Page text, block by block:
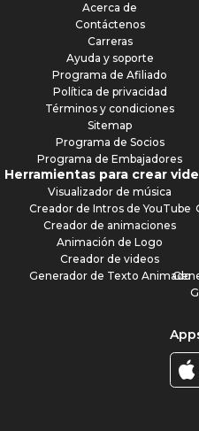
Acerca de
Contáctenos
Carreras
Ayuda y soporte
Programa de Afiliado
Política de privacidad
Términos y condiciones
Sitemap
Programa de Socios
Programa de Embajadores
Herramientas para crear
Visualizador de música
Creador de Intros de YouTube
Creador de animaciones
Animación de Logo
Creador de videos
Generador de Texto Animado